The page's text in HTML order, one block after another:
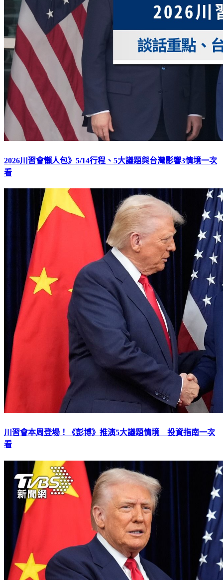
2026川習會懶人包》5/14行程、5大議題與台灣影響3情境一次
看
川習會本周登場！《彭博》推演5大議題情境 投資指南一次
看